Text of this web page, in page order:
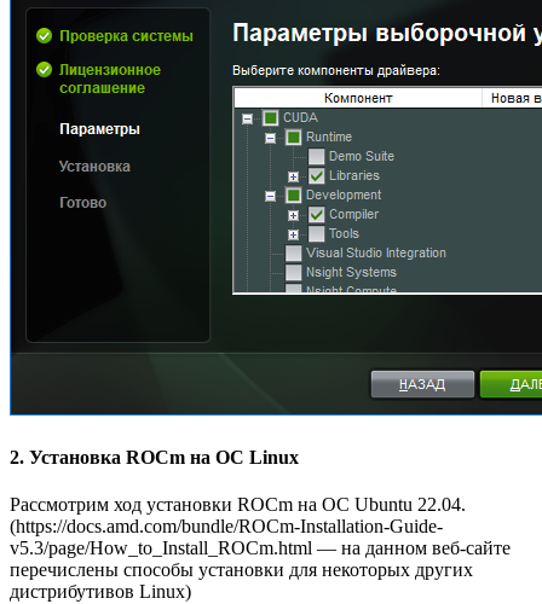
2. Установка ROCm на ОС Linux
Рассмотрим ход установки ROCm на ОС Ubuntu 22.04.
(https://docs.amd.com/bundle/ROCm-Installation-Guide-
v5.3/page/How_to_Install_ROCm.html — на данном веб-сайте
перечислены способы установки для некоторых других
дистрибутивов Linux)